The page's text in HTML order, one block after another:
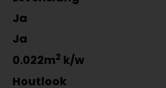
Ja
Ja
0.022m2 k/w
Houtlook